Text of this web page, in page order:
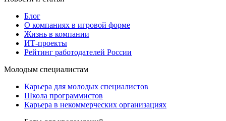
Блог
О компаниях в игровой форме
Жизнь в компании
ИТ-проекты
Рейтинг работодателей России
Молодым специалистам
Карьера для молодых специалистов
Школа программистов
Карьера в некоммерческих организациях